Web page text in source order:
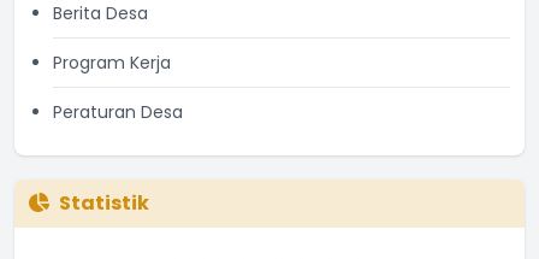
Berita Desa
Program Kerja
Peraturan Desa
Statistik